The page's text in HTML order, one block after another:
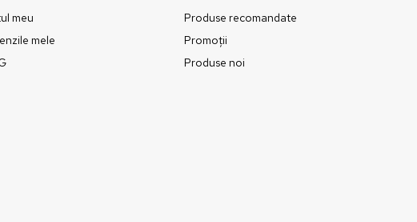
meu
mele
Produse recomandate
Promoții
Produse noi